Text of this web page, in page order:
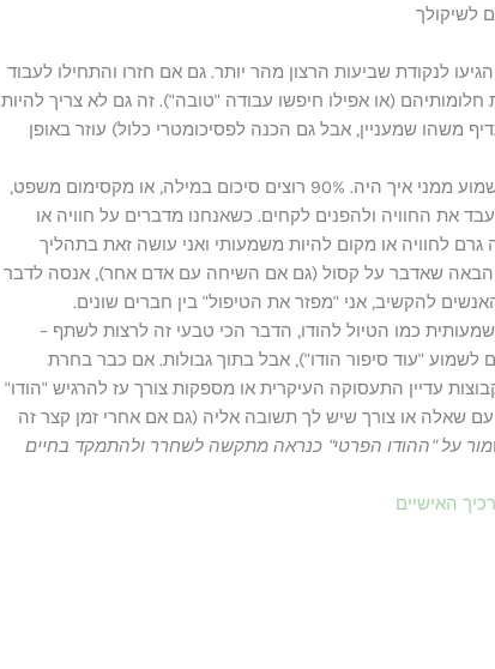
לשיקולך
לנקודת שביעות הרצון מהר יותר. גם אם חזרו והתחילו לעבוד
(או אפילו חיפשו עבודה "טובה"). זה גם לא צריך להיות
משהו שמעניין, אבל גם הכנה לפסיכומטרי כלול) עוזר באופן
כאשר אני חוזר לארץ, אני חוזר לקיבוץ ולפחות 100-150 אנשים רוצים לשמוע ממני איך היה. 90% רוצים סיכום במילה, או מקסימום משפט,
את החוויה ולהפנים לקחים. כשאנחנו מדברים על חוויה או
לחוויה או מקום להיות משמעותי ואני עושה זאת בתהליך
הבאה שאדבר על קסול (גם אם השיחה עם אדם אחר), אנסה לדבר
להקשיב, אני "מפזר את הטיפול" בין חברים שונים.
כמו הטיול להודו, הדבר הכי טבעי זה לרצות לשתף –
לשמוע "עוד סיפור הודו"), אבל בתוך גבולות. אם כבר בחרת
(ודיס-המלצות), והקבוצות עדיין התעסוקה העיקרית או מספקות צורך עז להרגיש "הודו"
עם שאלה או צורך שיש לך תשובה אליה (גם אם אחרי זמן קצר זה
על "ההודו הפרטי" כנראה מתקשה לשחרר ולהתמקד בחיים
האישיים